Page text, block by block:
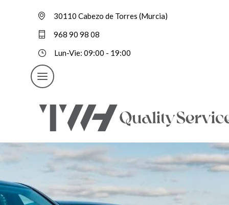
30110 Cabezo de Torres (Murcia)
968 90 98 08
Lun-Vie: 09:00 - 19:00